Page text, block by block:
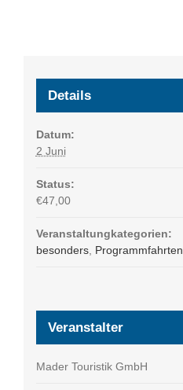
Details
Datum:
2 Juni
Status:
€47,00
Veranstaltungkategorien:
besonders, Programmfahrten
Veranstalter
Mader Touristik GmbH